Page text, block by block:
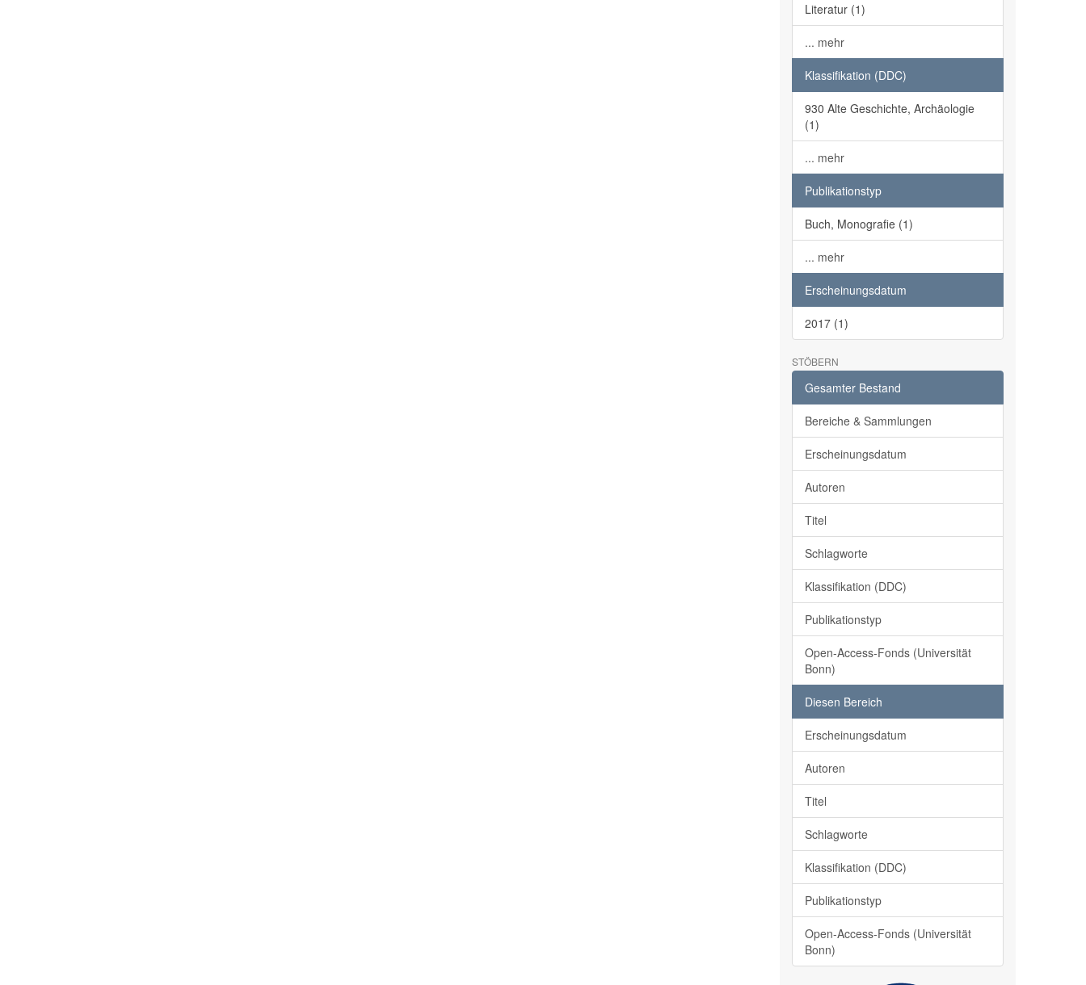
Literatur (1)
... mehr
Klassifikation (DDC)
930 Alte Geschichte, Archäologie
(1)
... mehr
Publikationstyp
Buch, Monografie (1)
... mehr
Erscheinungsdatum
2017 (1)
STÖBERN
Gesamter Bestand
Bereiche & Sammlungen
Erscheinungsdatum
Autoren
Titel
Schlagworte
Klassifikation (DDC)
Publikationstyp
Open-Access-Fonds (Universität
Bonn)
Diesen Bereich
Erscheinungsdatum
Autoren
Titel
Schlagworte
Klassifikation (DDC)
Publikationstyp
Open-Access-Fonds (Universität
Bonn)